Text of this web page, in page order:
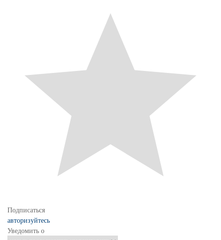
Подписаться
авторизуйтесь
Уведомить о